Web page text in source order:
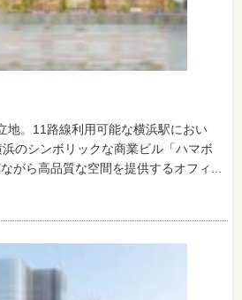
地。11路線利用可能な横浜駅におい
のシンボリックな商業ビル「ハマボ
がら高品質な空間を提供するオフィ...